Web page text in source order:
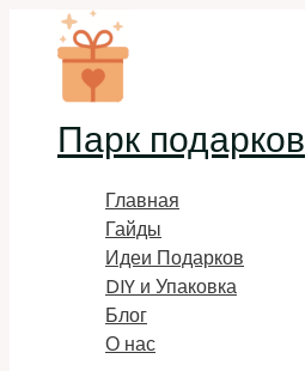
Перейти
содержимому
Парк подарков
Главная
Гайды
Идеи Подарков
DIY и Упаковка
Блог
О нас